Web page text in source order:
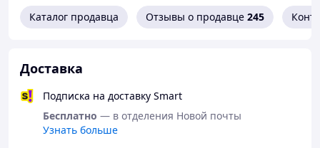
✅ Изделие можно чистить с помощью щетки или
✅ Стирать при температуре до 40°C
помощью стирки в холодной воде
✅ Можно отжимать и сушить
Каталог продавца Отзывы о продавце 245
Доставка
Подписка на доставку Smart
Бесплатно — в отделения Новой почты
Узнать больше